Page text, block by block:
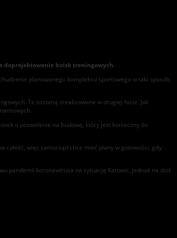
doprojektowanie boisk treningowych.
planowanego kompleksu sportowego w taki sposób,
Te zostaną zrealizowane w drugiej fazie. Jak
o pozwolenie na budowę, który jest konieczny do
więc samorząd chce mieć plany w gotowości, gdy
pandemii koronawirusa na sytuację Katowic, jednak na dziś